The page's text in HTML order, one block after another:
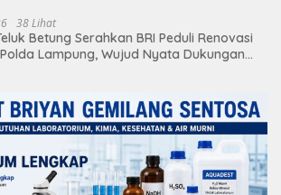
38 Lihat
Betung Serahkan BRI Peduli Renovasi
Lampung, Wujud Nyata Dukungan